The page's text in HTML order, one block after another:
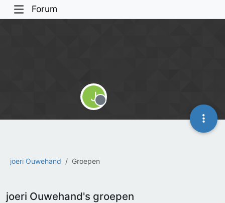
Forum
joeri Ouwehand Groepen
J
Offline
joeri Ouwehand's groepen